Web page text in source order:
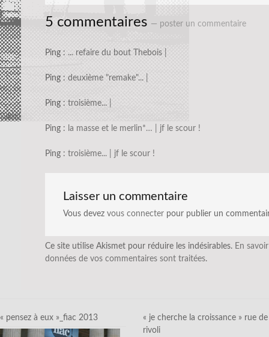
5 commentaires — poster un commentaire
Ping : ... refaire du bout Thebois |
Ping : deuxième "remake"... |
Ping : troisième... |
Ping : la masse et le merlin*… | jf le scour !
Ping : troisième... | jf le scour !
Laisser un commentaire
Vous devez vous connecter pour publier un
Ce site utilise Akismet pour réduire les indésirables. En
données de vos commentaires sont traitées.
« pensez à eux »_fiac 2013
« je cherche la croissance » rue de
rivoli